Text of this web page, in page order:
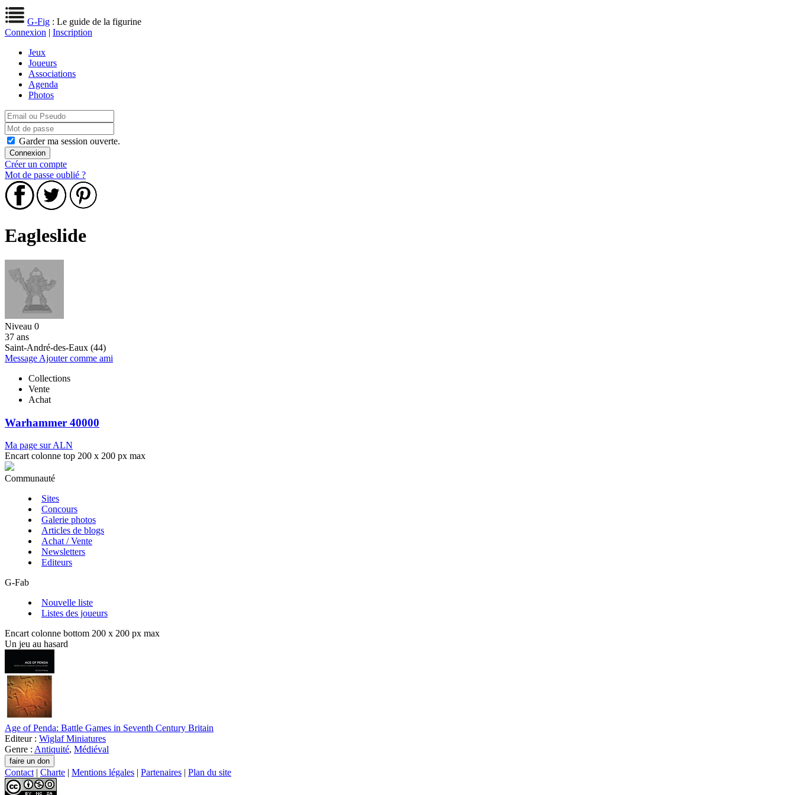
G-Fig : Le guide de la figurine
Connexion | Inscription
Jeux
Joueurs
Associations
Agenda
Photos
Garder ma session ouverte.
Créer un compte
Mot de passe oublié ?
Eagleslide
Niveau 0
37 ans
Saint-André-des-Eaux (44)
Message Ajouter comme ami
Collections
Vente
Achat
Warhammer 40000
Ma page sur ALN
Encart colonne top 200 x 200 px max
Communauté
Sites
Concours
Galerie photos
Articles de blogs
Achat / Vente
Newsletters
Editeurs
G-Fab
Nouvelle liste
Listes des joueurs
Encart colonne bottom 200 x 200 px max
Un jeu au hasard
Age of Penda: Battle Games in Seventh Century Britain
Editeur : Wiglaf Miniatures
Genre : Antiquité, Médiéval
Contact | Charte | Mentions légales | Partenaires | Plan du site